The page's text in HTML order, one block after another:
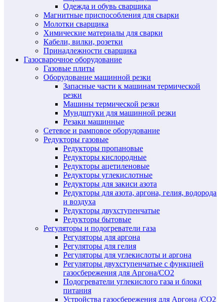
Одежда и обувь сварщика
Магнитные приспособления для сварки
Молотки сварщика
Химические материалы для сварки
Кабели, вилки, розетки
Принадлежности сварщика
Газосварочное оборудование
Газовые плиты
Оборудование машинной резки
Запасные части к машинам термической
резки
Машины термической резки
Мундштуки для машинной резки
Резаки машинные
Сетевое и рамповое оборудование
Редукторы газовые
Редукторы пропановые
Редукторы кислородные
Редукторы ацетиленовые
Редукторы углекислотные
Редукторы для закиси азота
Редукторы для азота, аргона, гелия, водорода
и воздуха
Редукторы двухступенчатые
Редукторы бытовые
Регуляторы и подогреватели газа
Регуляторы для аргона
Регуляторы для гелия
Регуляторы для углекислоты и аргона
Регуляторы двухступенчатые c функцией
газосбережения для Аргона/СО2
Подогреватели углекислого газа и блоки
питания
Устройства газосбережения для Аргона /СО2